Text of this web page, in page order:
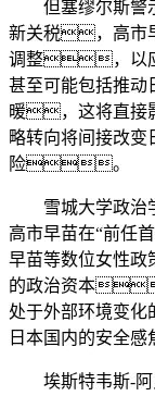
但塞缪尔斯
新关税，高市
调整，以
甚至可能包括推
暖，这将直接
略转向将间接改
险。
雪城大学政治
高市早苗在“前
早苗等数位女性
的政治资本
处于外部环境变
日本国内的安全
埃斯特韦斯-